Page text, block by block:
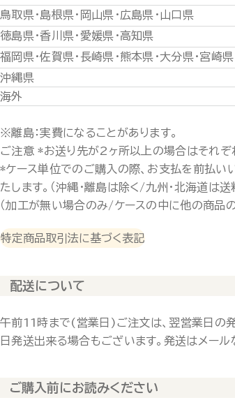
鳥取県・島根県・岡山県・広島県・山口県
徳島県・香川県・愛媛県・高知県
福岡県・佐賀県・長崎県・熊本県・大分県・宮崎
沖縄県
海外
※離島：実費になることがあります。
ご注意 *お送り先が2ヶ所以上の場合はそれぞ
*ケース単位でのご購入の際、お支払を前払い
たします。（沖縄・離島は除く/九州・北海道は
（加工が無い場合のみ/ケースの中に他の商品の
特定商品取引法に基づく表記
配送について
午前11時まで(営業日)ご注文は、翌営業日の発
日発送出来る場合もございます。発送はメール
ご購入前にお読みください